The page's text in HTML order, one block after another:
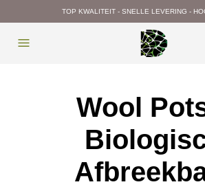
TOP KWALITEIT - SNELLE LEVERING -
Wool